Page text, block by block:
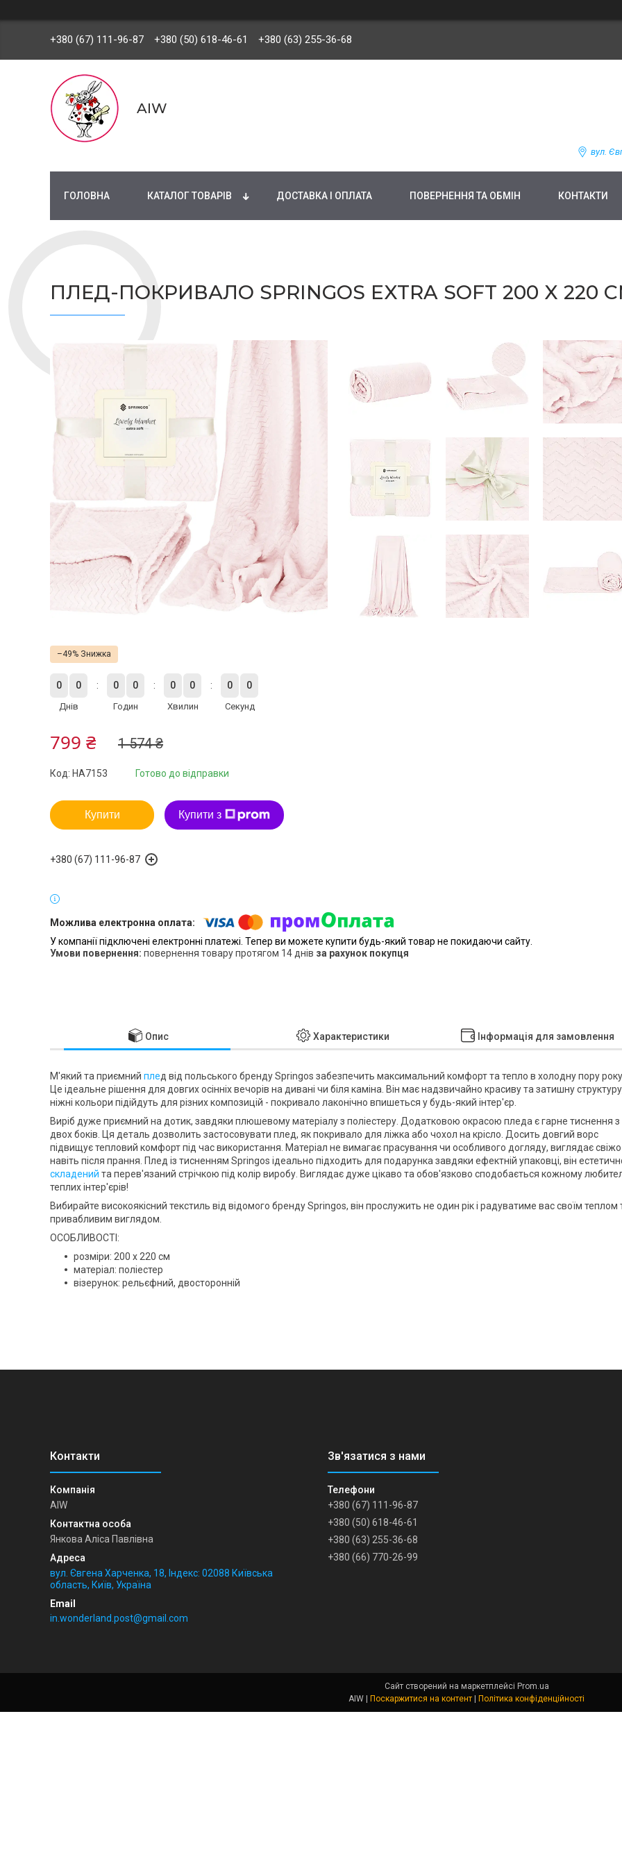
+380 (67) 111-96-87 +380 (50) 618-46-61 +380 (63) 255-36-68
AIW
вул.
ГОЛОВНА КАТАЛОГ ТОВАРІВ ДОСТАВКА І ОПЛАТА ПОВЕРНЕННЯ ТА ОБМІН КОНТАКТИ
ПЛЕД-ПОКРИВАЛО SPRINGOS EXTRA SOFT 200 X 220
–49%
0 0
Днів
0 0
Годин
0 0
Хвилин
0 0
Секунд
1 574 ₴
799 ₴
Готово до відправки
Код: HA7153
Купити Купити з
+380 (67) 111-96-87
У компанії підключені електронні платежі. Тепер ви можете купити будь-який товар не покидаючи сайту.
повернення товару протягом 14 днів за рахунок покупця
Опис Характеристики Інформація для замовлення
М'який та приємний плед від польського брендуSpringos забезпечить максимальний комфорт та тепло в холодну пору року.
Це ідеальне рішення для довгих осінніх вечорів на дивані чи біля каміна. Він має надзвичайно красиву та затишну
ніжні кольори підійдуть для різних композицій - покривало лаконічно впишеться у будь-який інтер'єр.
Виріб дуже приємний на дотик, завдяки плюшевому матеріалу з поліестеру . Додатковою окрасою пледа є гарне тиснення з
двох боків. Ця деталь дозволить застосовувати плед, як покривало для ліжка або чохол на крісло. Досить довгий ворс
підвищує тепловий комфорт під час використання. Матеріал не вимагає прасування чи особливого догляду, виглядає свіжо
навіть після прання. Плед із тисненням Springos ідеально підходить для подарунка завдяки ефектній упаковці, він
складений та перев'язаний стрічкою під колір виробу. Виглядає дуже цікаво та обов'язково сподобається кожному
теплих інтер'єрів!
Вибирайте високоякісний текстиль від відомого брендуSpringos, він прослужить не один рік і радуватиме вас своїм теплом
привабливим виглядом.
ОСОБЛИВОСТІ:
розміри: 200 x 220 см
матеріал: поліестер
візерунок: рельєфний, двосторонній
AIW
Янкова Аліса Павлівна
вул. Євгена Харченка, 18, Індекс: 02088 Київська
область, Київ, Україна
in.wonderland.post@gmail.com
+380 (67) 111-96-87
+380 (50) 618-46-61
+380 (63) 255-36-68
+380 (66) 770-26-99
Сайт створений на маркетплейсі Prom.ua
AIW | Поскаржитися на контент | Політика конфіденційності